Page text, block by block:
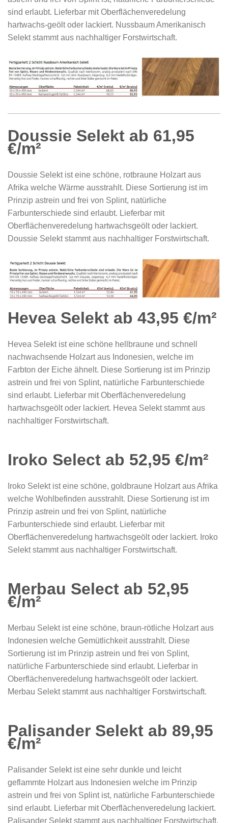
sind erlaubt. Lieferbar mit Oberflächenveredelung
hartwachs-geölt oder lackiert. Nussbaum Amerikanisch
Selekt stammt aus nachhaltiger Forstwirtschaft.
Doussie Selekt ab 61,95
€/m²
Doussie Selekt ist eine schöne, rotbraune Holzart aus
Afrika welche Wärme ausstrahlt. Diese Sortierung ist im
Prinzip astrein und frei von Splint, natürliche
Farbunterschiede sind erlaubt. Lieferbar mit
Oberflächenveredelung hartwachsgeölt oder lackiert.
Doussie Selekt stammt aus nachhaltiger Forstwirtschaft.
Hevea Selekt ab 43,95 €/m²
Hevea Selekt ist eine schöne hellbraune und schnell
nachwachsende Holzart aus Indonesien, welche im
Farbton der Eiche ähnelt. Diese Sortierung ist im Prinzip
astrein und frei von Splint, natürliche Farbunterschiede
sind erlaubt. Lieferbar mit Oberflächenveredelung
hartwachsgeölt oder lackiert. Hevea Selekt stammt aus
nachhaltiger Forstwirtschaft.
Iroko Select ab 52,95 €/m²
Iroko Selekt ist eine schöne, goldbraune Holzart aus Afrika
welche Wohlbefinden ausstrahlt. Diese Sortierung ist im
Prinzip astrein und frei von Splint, natürliche
Farbunterschiede sind erlaubt. Lieferbar mit
Oberflächenveredelung hartwachsgeölt oder lackiert. Iroko
Selekt stammt aus nachhaltiger Forstwirtschaft.
Merbau Select ab 52,95
€/m²
Merbau Selekt ist eine schöne, braun-rötliche Holzart aus
Indonesien welche Gemütlichkeit ausstrahlt. Diese
Sortierung ist im Prinzip astrein und frei von Splint,
natürliche Farbunterschiede sind erlaubt. Lieferbar in
Oberflächenveredelung hartwachsgeölt oder lackiert.
Merbau Selekt stammt aus nachhaltiger Forstwirtschaft.
Palisander Selekt ab 89,95
€/m²
Palisander Selekt ist eine sehr dunkle und leicht
geflammte Holzart aus Indonesien welche im Prinzip
astrein und frei von Splint ist, natürliche Farbunterschiede
sind erlaubt. Lieferbar mit Oberflächenveredelung lackiert.
Palisander Selekt stammt aus nachhaltiger Forstwirtschaft.